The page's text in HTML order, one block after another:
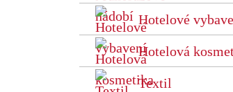
Hotelové
Hotelová
Textil